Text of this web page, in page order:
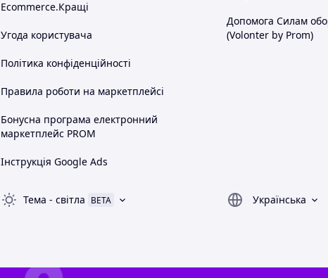
Ecommerce.Кращі
Угода користувача
Політика конфіденційності
Правила роботи на маркетплейсі
Бонусна програма електронний
маркетплейс PROM
Інструкція Google Ads
Допомога Силам
(Volonter by Prom)
Тема - світла BETA
Українська